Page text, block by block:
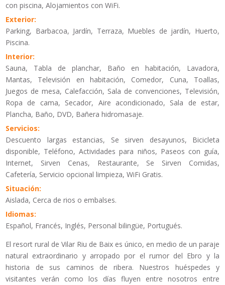
con piscina, Alojamientos con WiFi.
Exterior:
Parking, Barbacoa, Jardín, Terraza, Muebles de jardín, Huerto,
Piscina.
Interior:
Sauna, Tabla de planchar, Baño en habitación, Lavadora,
Mantas, Televisión en habitación, Comedor, Cuna, Toallas,
Juegos de mesa, Calefacción, Sala de convenciones, Televisión,
Ropa de cama, Secador, Aire acondicionado, Sala de estar,
Plancha, Baño, DVD, Bañera hidromasaje.
Servicios:
Descuento largas estancias, Se sirven desayunos, Bicicleta
disponible, Teléfono, Actividades para niños, Paseos con guía,
Internet, Sirven Cenas, Restaurante, Se Sirven Comidas,
Cafetería, Servicio opcional limpieza, WiFi Gratis.
Situación:
Aislada, Cerca de rios o embalses.
Idiomas:
Español, Francés, Inglés, Personal bilingüe, Portugués.
El resort rural de Vilar Riu de Baix es único, en medio de un paraje
natural extraordinario y arropado por el rumor del Ebro y la
historia de sus caminos de ribera. Nuestros huéspedes y
visitantes verán como los días fluyen entre nosotros entre